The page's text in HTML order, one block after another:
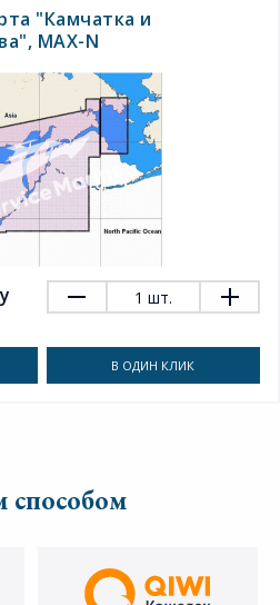
"Камчатка и
MAX-N
1 шт.
В ОДИН КЛИК
способом